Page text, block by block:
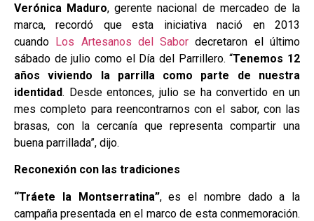
Verónica Maduro, gerente nacional de mercadeo de la
marca, recordó que esta iniciativa nació en 2013
cuando Los Artesanos del Sabor decretaron el último
sábado de julio como el Día del Parrillero. “Tenemos 12
años viviendo la parrilla como parte de nuestra
identidad. Desde entonces, julio se ha convertido en un
mes completo para reencontrarnos con el sabor, con las
brasas, con la cercanía que representa compartir una
buena parrillada”, dijo.
Reconexión con las tradiciones
“Tráete la Montserratina”, es el nombre dado a la
campaña presentada en el marco de esta conmemoración.